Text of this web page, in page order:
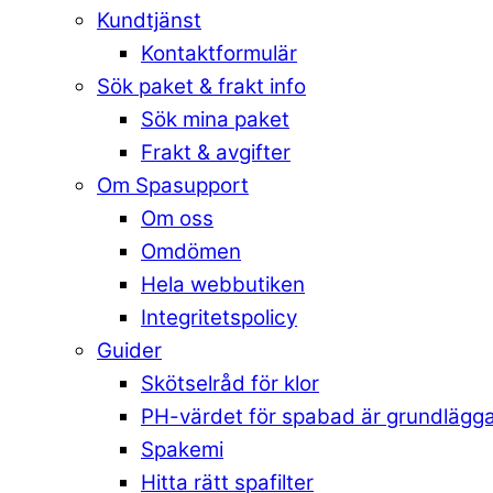
Kundtjänst
Kontaktformulär
Sök paket & frakt info
Sök mina paket
Frakt & avgifter
Om Spasupport
Om oss
Omdömen
Hela webbutiken
Integritetspolicy
Guider
Skötselråd för klor
PH-värdet för spabad är
Spakemi
Hitta rätt spafilter